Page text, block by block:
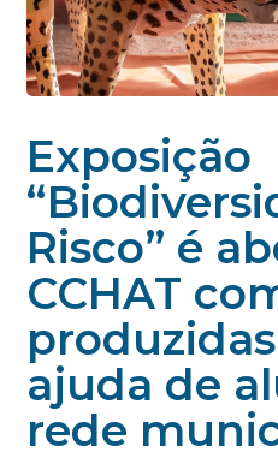
Exposição
Risco” é
CCHAT
ajuda de
rede